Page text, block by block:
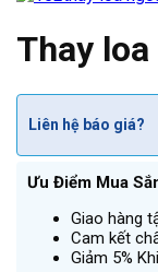
Thay
Liên hệ báo giá?
Ưu Điểm Mua
Giao hàng
Cam kết
Giảm 5%